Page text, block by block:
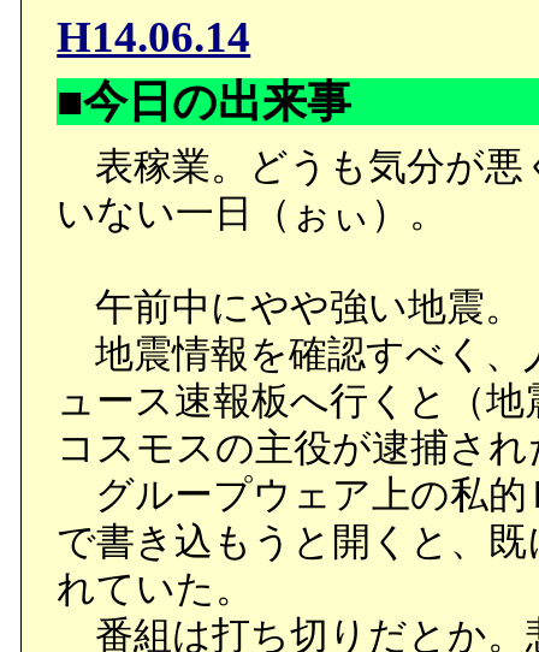
H14.06.14
■今日の出来事
表稼業。どうも気分が悪
いない一日（ぉぃ）。
午前中にやや強い地震。
地震情報を確認すべく、
ュース速報板へ行くと（
コスモスの主役が逮捕さ
グループウェア上の私的
で書き込もうと開くと、
れていた。
番組は打ち切りだとか。